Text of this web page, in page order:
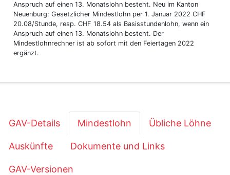
Anspruch auf einen 13. Monatslohn besteht. Neu im Kanton
Neuenburg: Gesetzlicher Mindestlohn per 1. Januar 2022 CHF
20.08/Stunde, resp. CHF 18.54 als Basisstundenlohn, wenn ein
Anspruch auf einen 13. Monatslohn besteht. Der
Mindestlohnrechner ist ab sofort mit den Feiertagen 2022
ergänzt.
GAV-Details Mindestlohn Übliche Löhne
Auskünfte Dokumente und Links
GAV-Versionen